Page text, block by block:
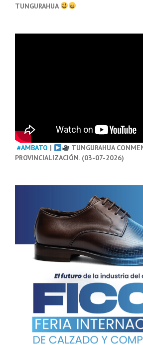
TUNGURAHUA
#AMBATO |
TUNGURAHUA
PROVINCIALIZACIÓN. (03-07-2026)